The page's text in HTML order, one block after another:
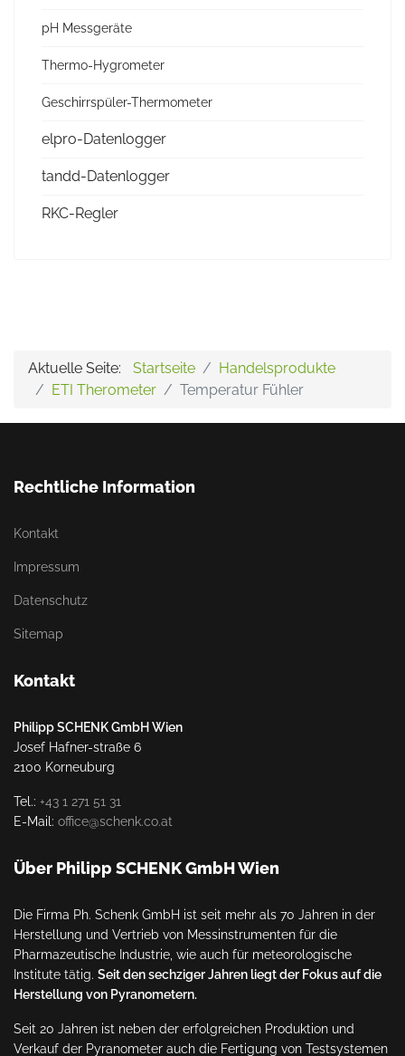
pH Messgeräte
Thermo-Hygrometer
Geschirrspüler-Thermometer
elpro-Datenlogger
tandd-Datenlogger
RKC-Regler
Aktuelle Seite: Startseite
Handelsprodukte
ETI Therometer
Temperatur Fühler
Rechtliche Information
Kontakt
Impressum
Datenschutz
Sitemap
Kontakt
Philipp SCHENK GmbH Wien
Josef Hafner-straße 6
2100 Korneuburg
Tel.: +43 1 271 51 31
E-Mail: office@schenk.co.at
Über Philipp SCHENK GmbH Wien
Die Firma Ph. Schenk GmbH ist seit mehr als 70 Jahren in der
Herstellung und Vertrieb von Messinstrumenten für die
Pharmazeutische Industrie, wie auch für meteorologische
Institute tätig. Seit den sechziger Jahren liegt der Fokus auf die
Herstellung von Pyranometern.
Seit 20 Jahren ist neben der erfolgreichen Produktion und
Verkauf der Pyranometer auch die Fertigung von Testsystemen